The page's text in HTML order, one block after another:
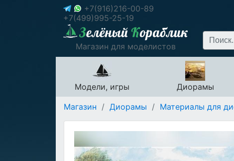
+7(916)216-00-89
+7(499)995-25-19
Магазин для моделистов
Модели, игры Диорамы
Магазин / Диорамы / Материалы для